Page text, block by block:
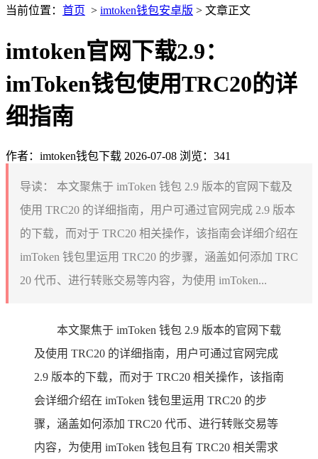
当前位置： 首页 > imtoken钱包安卓版 > 文章正文
imtoken官网下载2.9：
imToken钱包使用TRC20的详
细指南
作者：imtoken钱包下载 2026-07-08 浏览：341
导读：
本文聚焦于 imToken 钱包 2.9 版本的官网下载及
使用 TRC20 的详细指南，用户可通过官网完成 2.9 版本
的下载，而对于 TRC20 相关操作，该指南会详细介绍在
imToken 钱包里运用 TRC20 的步骤，涵盖如何添加 TRC
20 代币、进行转账交易等内容，为使用 imToken...
本文聚焦于 imToken 钱包 2.9 版本的官网下载
及使用 TRC20 的详细指南，用户可通过官网完成
2.9 版本的下载，而对于 TRC20 相关操作，该指南
会详细介绍在 imToken 钱包里运用 TRC20 的步
骤，涵盖如何添加 TRC20 代币、进行转账交易等
内容，为使用 imToken 钱包且有 TRC20 相关需求